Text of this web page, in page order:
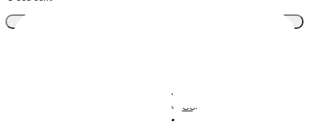
Contacta-nos